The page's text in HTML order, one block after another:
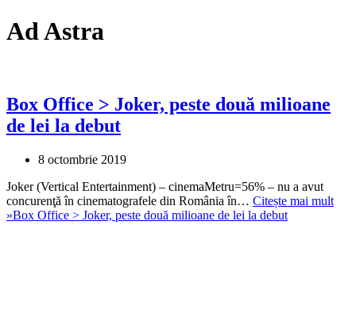
Ad Astra
Box Office > Joker, peste două milioane
de lei la debut
8 octombrie 2019
Joker (Vertical Entertainment) – cinemaMetru=56% – nu a avut
concurenţă în cinematografele din România în… Citește mai mult
»Box Office > Joker, peste două milioane de lei la debut